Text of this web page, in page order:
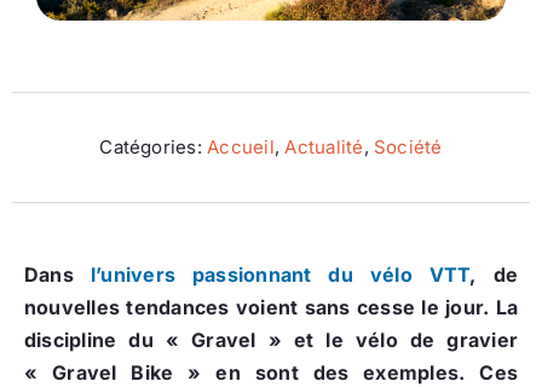
Catégories:Accueil,Actualité, Société
Dans l’univers passionnant du vélo VTT, de
nouvelles tendances voient sans cesse le jour. La
discipline du « Gravel » et le vélo de gravier
« Gravel Bike » en sont des exemples. Ces